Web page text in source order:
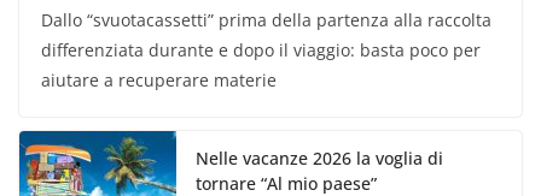
Dallo “svuotacassetti” prima della partenza alla raccolta
differenziata durante e dopo il viaggio: basta poco per
aiutare a recuperare materie
Nelle vacanze 2026 la voglia di
tornare “Al mio paese”